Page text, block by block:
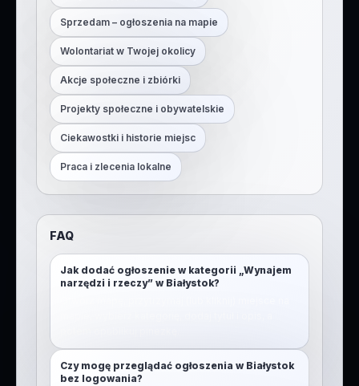
Sprzedam – ogłoszenia na mapie
Wolontariat w Twojej okolicy
Akcje społeczne i zbiórki
Projekty społeczne i obywatelskie
Ciekawostki i historie miejsc
Praca i zlecenia lokalne
FAQ
Jak dodać ogłoszenie w kategorii „Wynajem
narzędzi i rzeczy” w Białystok?
Czy mogę przeglądać ogłoszenia w Białystok
bez logowania?